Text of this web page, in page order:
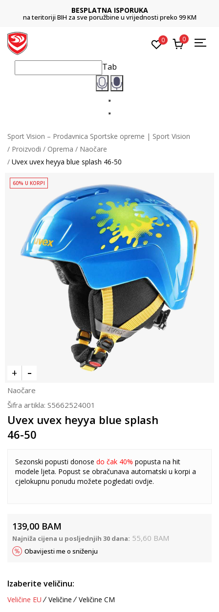
BESPLATNA ISPORUKA
na teritoriji BIH za sve poružbine u vrijednosti preko 99 KM
0 0
Tab
Sport Vision – Prodavnica Sportske opreme | Sport Vision
Proizvodi
Oprema
Naočare
Uvex uvex heyya blue splash 46-50
60% U KORPI
Naočare
Šifra artikla: S5662524001
Uvex uvex heyya blue splash
46-50
Sezonski popusti donose do čak 40% popusta na hit
modele ljeta. Popust se obračunava automatski u korpi a
cjelokupnu ponudu možete pogledati ovdje.
139,00 BAM
Najniža cijena u posljednjih 30 dana: 55,60 BAM
Obavijesti me o sniženju
Izaberite veličinu:
Veličine EU Veličine Veličine CM